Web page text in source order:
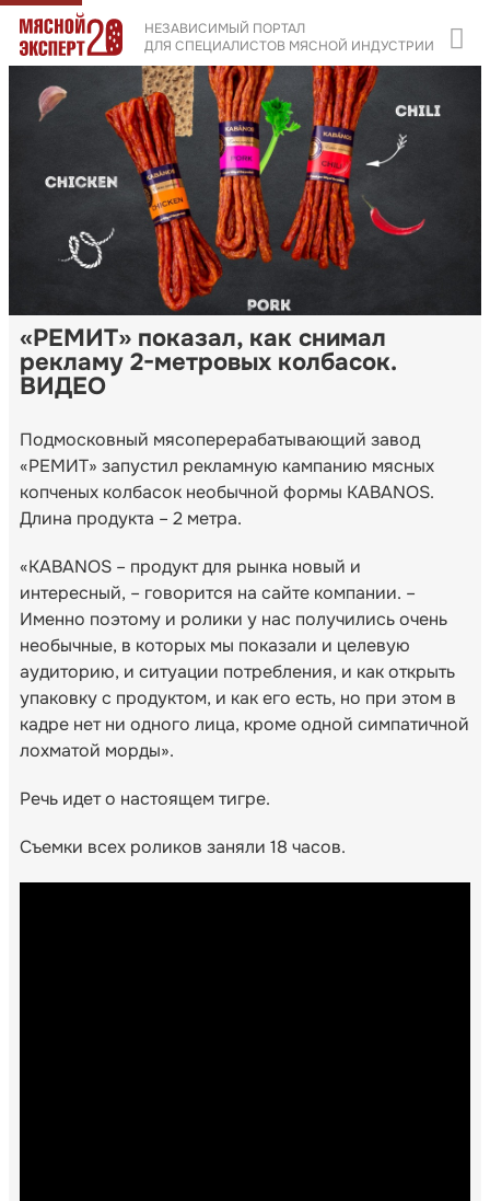
НЕЗАВИСИМЫЙ ПОРТАЛ
ДЛЯ СПЕЦИАЛИСТОВ МЯСНОЙ ИНДУСТРИИ
«РЕМИТ» показал, как снимал
рекламу 2-метровых колбасок.
ВИДЕО
Подмосковный мясоперерабатывающий завод
«РЕМИТ» запустил рекламную кампанию мясных
копченых колбасок необычной формы KABANOS.
Длина продукта – 2 метра.
«KABANOS – продукт для рынка новый и
интересный, – говорится на сайте компании. –
Именно поэтому и ролики у нас получились очень
необычные, в которых мы показали и целевую
аудиторию, и ситуации потребления, и как открыть
упаковку с продуктом, и как его есть, но при этом в
кадре нет ни одного лица, кроме одной симпатичной
лохматой морды».
Речь идет о настоящем тигре.
Съемки всех роликов заняли 18 часов.